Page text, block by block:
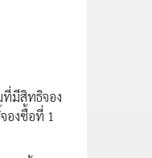
ที่มีสิทธิจอง
องซื้อที่ 1